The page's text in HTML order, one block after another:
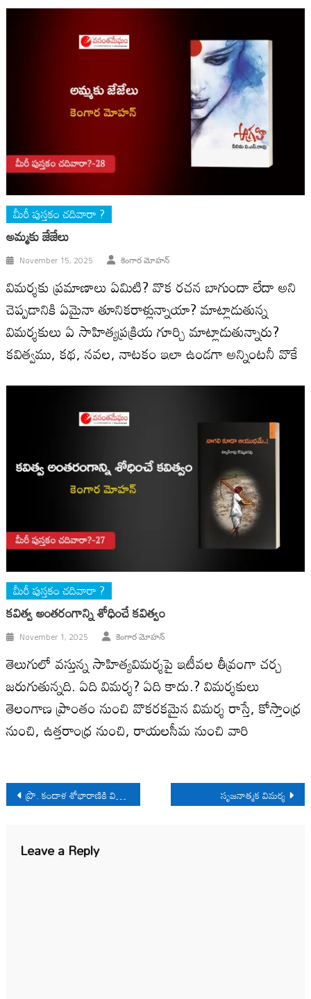
మీరీ పుస్తకం చదివారా ?
అమ్మ‌కు జేజేలు
November 15, 2025 కెంగార మోహన్
విమర్శకు ప్రమాణాలు ఏమిటి? వొక రచన బాగుందా లేదా అని
చెప్పడానికి ఏమైనా తూనికరాళ్లున్నాయా? మాట్లాడుతున్న
విమర్శకులు ఏ సాహిత్యప్రక్రియ గూర్చి మాట్లాడుతున్నారు?
కవిత్వము, కథ, నవల, నాటకం ఇలా ఉండగా అన్నింటనీ వొకే
మీరీ పుస్తకం చదివారా ?
కవిత్వ అంతరంగాన్ని శోధించే కవిత్వం
November 1, 2025 కెంగార మోహన్
తెలుగులో వస్తున్న సాహిత్యవిమర్శపై ఇటీవల తీవ్రంగా చర్చ
జరుగుతున్నది. ఏది విమర్శ? ఏది కాదు.? విమర్శకులు
తెలంగాణ ప్రాంతం నుంచి వొకరకమైన విమర్శ రాస్తే, కోస్తాంధ్ర
నుంచి, ఉత్తరాంధ్ర నుంచి, రాయలసీమ నుంచి వారి
Post
navigation
ప్రొ. కందాళ శోభారాణికి విరసం నివాళి సృజనాత్మక విమర్శ
Leave a Reply